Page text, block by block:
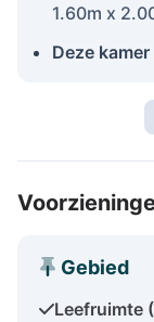
1.60m x
Deze
Gebied
Leefruimte